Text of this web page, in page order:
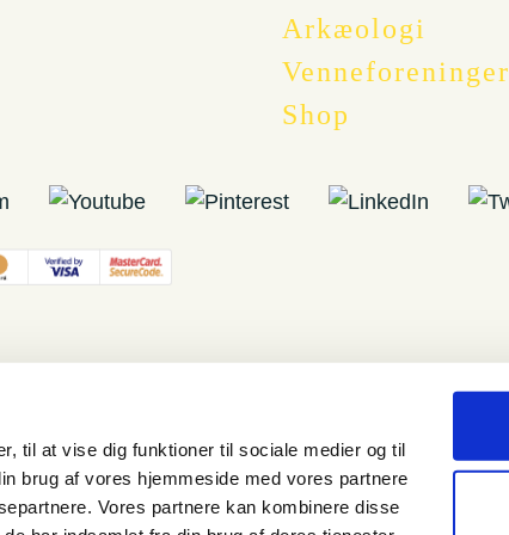
til at vise dig funktioner til sociale medier og til
brug af vores hjemmeside med vores partnere
Vores partnere kan kombinere disse
Arkæologi
Venneforeninger
Shop